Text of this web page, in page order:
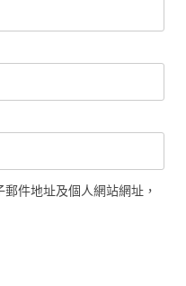
件地址及個人網站網址，